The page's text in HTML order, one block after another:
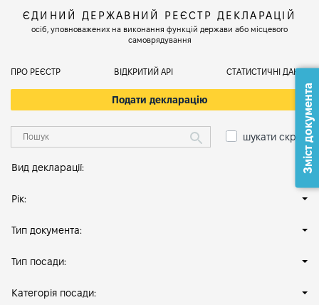
ЄДИНИЙ ДЕРЖАВНИЙ РЕЄСТР ДЕКЛАРАЦІЙ
осіб, уповноважених на виконання функцій держави або місцевого
самоврядування
ПРО РЕЄСТР ВІДКРИТИЙ АРІ СТАТИСТИЧНІ ДАНІ
Подати декларацію
шукати скрізь
Вид декларації:
Рік:
Тип документа:
Тип посади:
Категорія посади:
Зміст документа